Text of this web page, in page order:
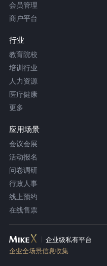
会员管理
商户平台
行业
教育院校
培训行业
人力资源
医疗健康
更多
应用场景
会议会展
活动报名
问卷调研
行政人事
线上预约
在线售票
企业级私有平台
企业全场景信息收集